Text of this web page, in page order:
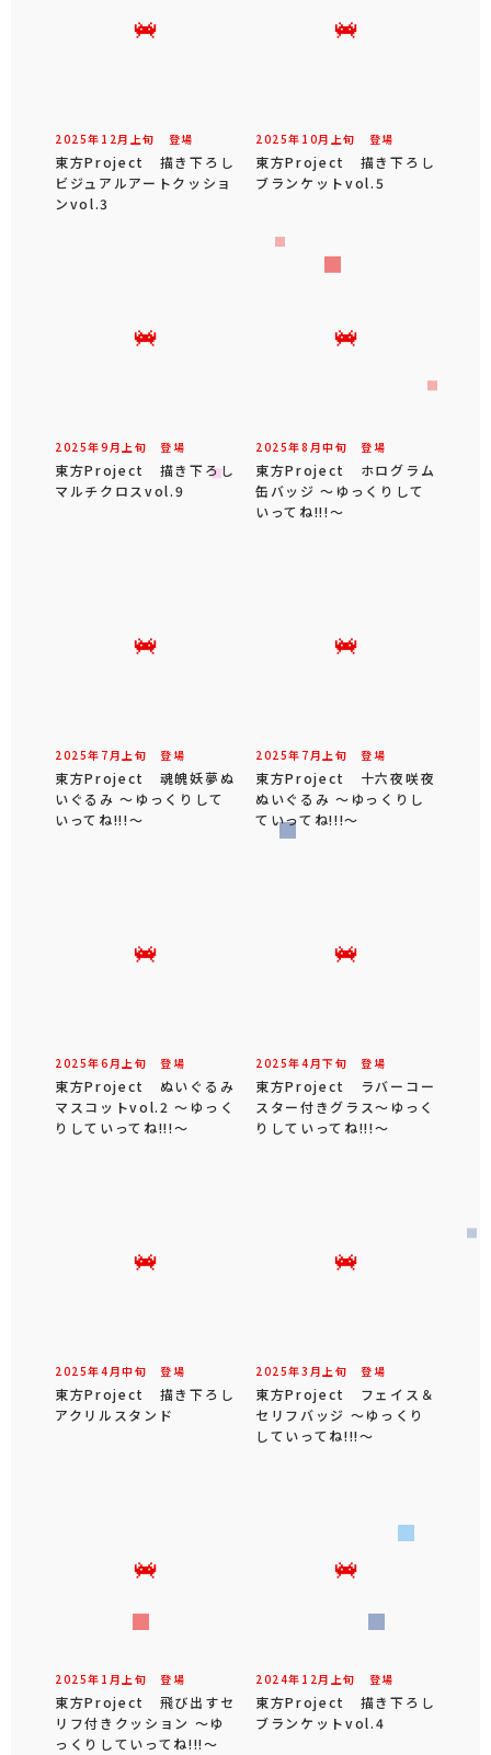
2025年 12 月 上旬 登場
東方Project 描き下ろし
ビジュアルアートクッショ
ンvol.3
2025年 10月 上旬 登場
東方Project 描き下ろし
ブランケットvol.5
2025年9 月 上旬 登場
東方Project 描き下ろし
マルチクロスvol.9
2025年8 月中旬 登場
東方Project ホログラム
缶バッジ ～ゆっくりして
いってね!!!～
2025年 7 月 上旬 登場
東方Project 魂魄妖夢ぬ
いぐるみ ～ゆっくりして
いってね!!!～
2025年 7 月 上旬 登場
東方Project 十六夜咲夜
ぬいぐるみ ～ゆっくりし
ていってね!!!～
2025年6 月 上旬 登場
東方Project ぬいぐるみ
マスコットvol.2 ～ゆっく
りしていってね!!!～
2025年4 月下旬 登場
東方Project ラバーコー
スター付きグラス～ゆっく
りしていってね!!!～
2025年4 月中旬 登場
東方Project 描き下ろし
アクリルスタンド
2025年3 月 上旬 登場
東方Project フェイス＆
セリフバッジ ～ゆっくり
していってね!!!～
2025年 1 月 上旬 登場
東方Project 飛び出すセ
リフ付きクッション ～ゆ
っくりしていってね!!!～
2024年 12 月 上旬 登場
東方Project 描き下ろし
ブランケットvol.4